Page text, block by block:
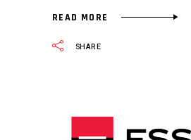
READ MORE
SHARE